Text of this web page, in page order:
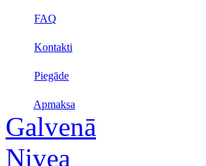
FAQ
Kontakti
Piegāde
Apmaksa
Galvenā
Nivea